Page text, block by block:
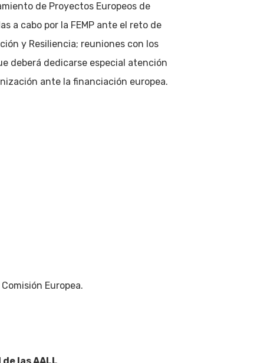
de Proyectos Europeos de
a cabo por la FEMP ante el reto de
y Resiliencia; reuniones con los
deberá dedicarse especial atención
ante la financiación europea.
Europea.